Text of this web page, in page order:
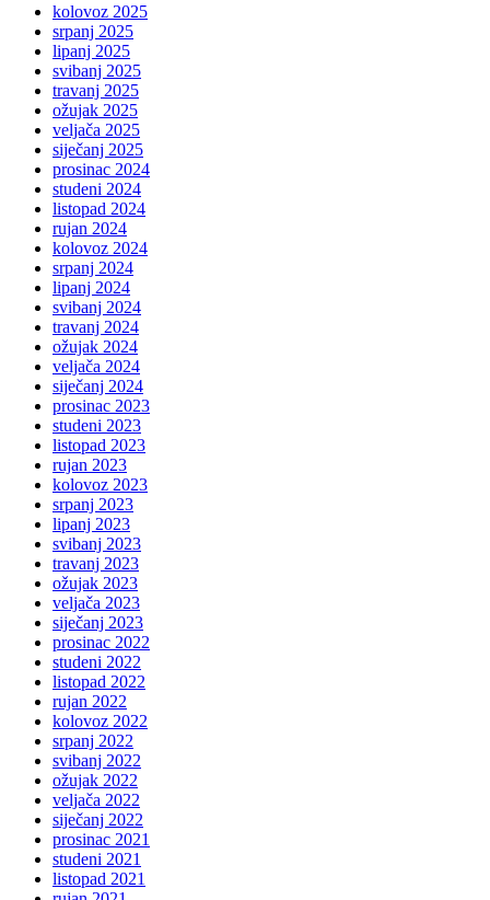
kolovoz 2025
srpanj 2025
lipanj 2025
svibanj 2025
travanj 2025
ožujak 2025
veljača 2025
siječanj 2025
prosinac 2024
studeni 2024
listopad 2024
rujan 2024
kolovoz 2024
srpanj 2024
lipanj 2024
svibanj 2024
travanj 2024
ožujak 2024
veljača 2024
siječanj 2024
prosinac 2023
studeni 2023
listopad 2023
rujan 2023
kolovoz 2023
srpanj 2023
lipanj 2023
svibanj 2023
travanj 2023
ožujak 2023
veljača 2023
siječanj 2023
prosinac 2022
studeni 2022
listopad 2022
rujan 2022
kolovoz 2022
srpanj 2022
svibanj 2022
ožujak 2022
veljača 2022
siječanj 2022
prosinac 2021
studeni 2021
listopad 2021